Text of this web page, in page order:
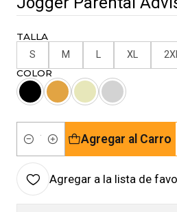
TALLA
S M L XL
COLOR
Cantidad
Agregar al Carro
Agregar a la lista de